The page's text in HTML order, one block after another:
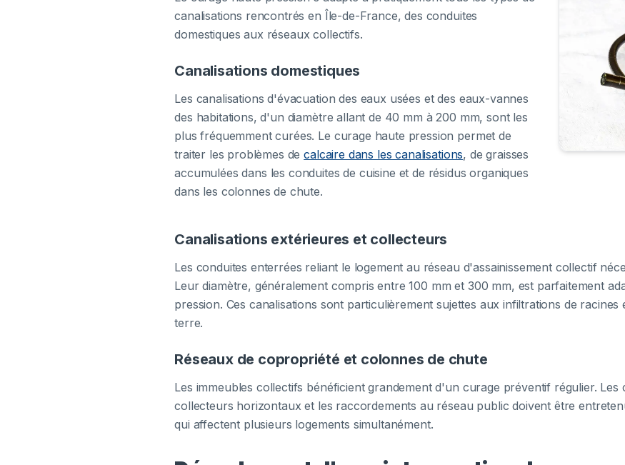
canalisations rencontrés en Île-de-France, des conduites
domestiques aux réseaux collectifs.
Canalisations domestiques
Les canalisations d'évacuation des eaux usées et des eaux-vannes
des habitations, d'un diamètre allant de 40 mm à 200 mm, sont les
plus fréquemment curées. Le curage haute pression permet de
traiter les problèmes decalcaire dans les canalisations, de graisses
accumulées dans les conduites de cuisine et de résidus organiques
dans les colonnes de chute.
Canalisations extérieures et collecteurs
Les conduites enterrées reliant le logement au réseau d'assainissement collectif
Leur diamètre, généralement compris entre 100 mm et 300 mm, est parfaitement
pression. Ces canalisations sont particulièrement sujettes aux infiltrations de racines
terre.
Réseaux de copropriété et colonnes de chute
Les immeubles collectifs bénéficient grandement d'un curage préventif régulier. Les
collecteurs horizontaux et les raccordements au réseau public doivent être
qui affectent plusieurs logements simultanément.